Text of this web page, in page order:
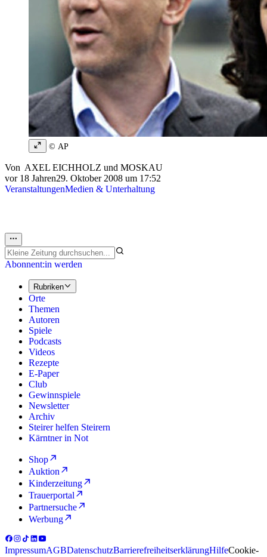
© AP
Von AXEL EICHHOLZ und MOSKAU
vor 18 Jahren29. Oktober 2008 um 17:52
VeranstaltungenMedien & Unterhaltung
Abonnent:in werden
Rubriken
Orte
Themen
Autoren
Spiele
Podcasts
Videos
Rezepte
E-Paper
Club
Gewinnspiele
Newsletter
Archiv
Steirer helfen Steirern
Kärntner in Not
Shop
Auktion
Kinderzeitung
Trauerportal
Partnersuche
Werbung
ImpressumAGBDatenschutzBarrierefreiheitserklärungHilfeCookie-